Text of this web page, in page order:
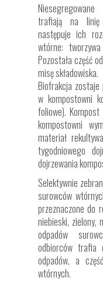
trafiają na linię
następuje ich
wtórne:
Pozostała część
misę składowiska.
Biofrakcja zostaje
w kompostowni
foliowe).
kompostowni
materiał
tygodniowego
dojrzewania
Selektywnie
surowców
przeznaczone do
niebieski, zielony,
odpadów
odbiorców trafia
odpadów, a
wtórnych.